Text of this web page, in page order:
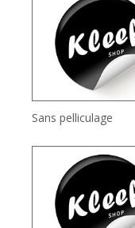
Sans pelliculage